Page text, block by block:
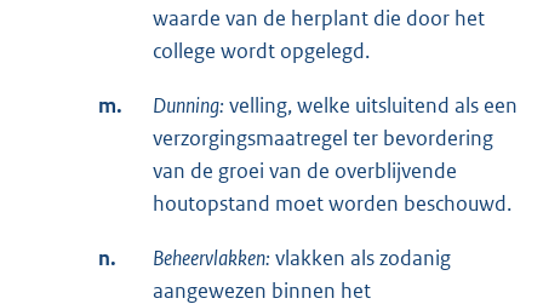
waarde van de herplant die door het
college wordt opgelegd.
m. Dunning: velling, welke uitsluitend als een
verzorgingsmaatregel ter bevordering
van de groei van de overblijvende
houtopstand moet worden beschouwd.
n. Beheervlakken: vlakken als zodanig
aangewezen binnen het